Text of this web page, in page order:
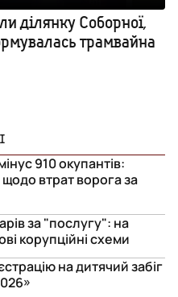
ділянку Соборної,
трамвайна
910 окупантів:
втрат ворога за
за "послугу": на
корупційні схеми
на дитячий забіг